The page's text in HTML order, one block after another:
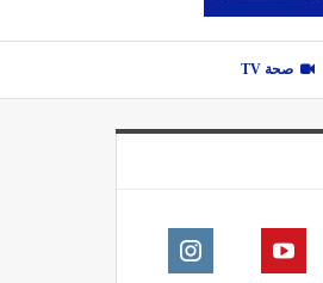
صحة TV